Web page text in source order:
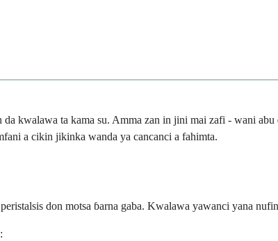
kwalawa ta kama su. Amma zan in jini mai zafi - wani
a cikin jikinka wanda ya cancanci a fahimta.
don motsa ɓarna gaba. Kwalawa yawanci yana